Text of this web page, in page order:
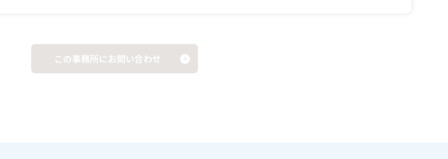
この事務所にお問い合わせ